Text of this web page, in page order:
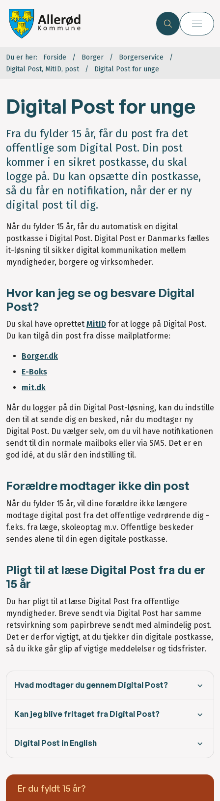
Du er her: Forside Borger
Borgerservice
Digital Post, MitID, post
Digital Post for unge
Digital Post for unge
Fra du fylder 15 år, får du post fra det
offentlige som Digital Post. Din post
kommer i en sikret postkasse, du skal
logge på. Du kan opsætte din postkasse,
så du får en notifikation, når der er ny
digital post til dig.
Når du fylder 15 år, får du automatisk en digital
postkasse i Digital Post. Digital Post er Danmarks fælles
it-løsning til sikker digital kommunikation mellem
myndigheder, borgere og virksomheder.
Hvor kan jeg se og besvare Digital
Post?
Du skal have oprettet MitID for at logge på Digital Post.
Du kan tilgå din post fra disse mailplatforme:
Borger.dk
E-Boks
mit.dk
Når du logger på din Digital Post-løsning, kan du indstille
den til at sende dig en besked, når du modtager ny
Digital Post. Du vælger selv, om du vil have notifikationen
sendt til din normale mailboks eller via SMS. Det er en
god idé, at du slår den indstilling til.
Forældre modtager ikke din post
Når du fylder 15 år, vil dine forældre ikke længere
modtage digital post fra det offentlige vedrørende dig -
f.eks. fra læge, skoleoptag m.v. Offentlige beskeder
sendes alene til din egen digitale postkasse.
Pligt til at læse Digital Post fra du er
15 år
Du har pligt til at læse Digital Post fra offentlige
myndigheder. Breve sendt via Digital Post har samme
retsvirkning som papirbreve sendt med almindelig post.
Det er derfor vigtigt, at du tjekker din digitale postkasse,
så du ikke går glip af vigtige meddelelser og tidsfrister.
Hvad modtager du gennem Digital Post?
Kan jeg blive fritaget fra Digital Post?
Digital Post in English
Er du fyldt 15 år?